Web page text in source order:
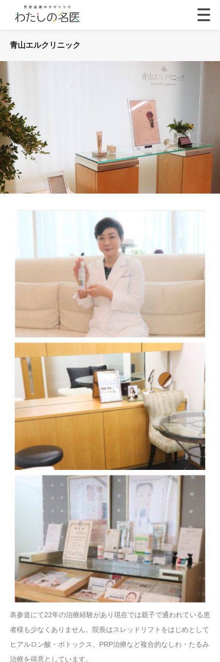
青山エルクリニック
表参道にて22年の治療経験があり現在では親子で通われている患
者様も少なくありません。院長はスレッドリフトをはじめとして
ヒアルロン酸・ボトックス、PRP治療など複合的なしわ・たるみ
治療を得意としています。